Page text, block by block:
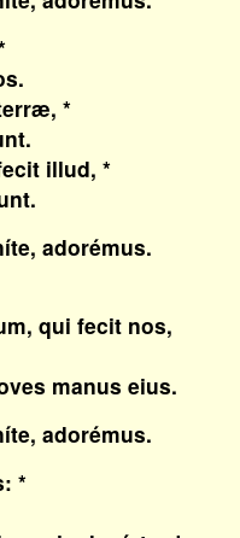
*
illud, *
adorémus.
qui fecit nos,
manus eius.
adorémus.
*